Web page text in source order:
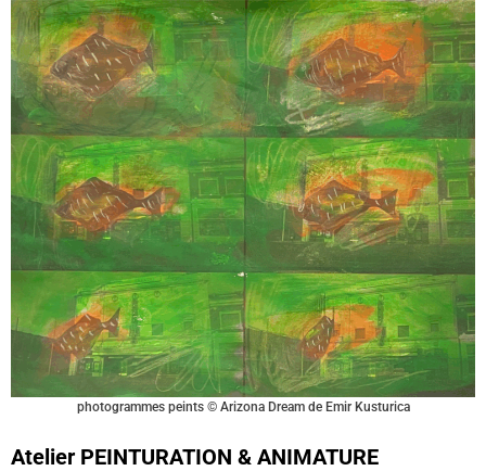
Atelier PEINTURATION & ANIMATURE
photogrammes peints © Arizona Dream de Emir Kusturica